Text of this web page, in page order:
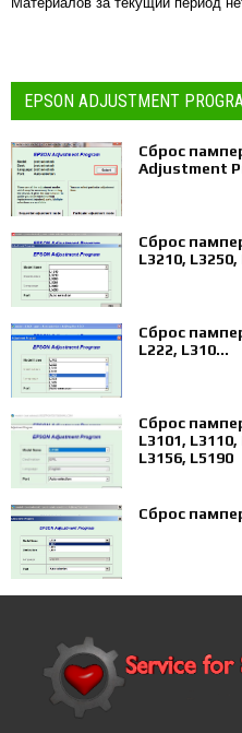
EPSON ADJUSTMENT
Сброс
Adjustment
Сброс
L3210, L3250,
Сброс
L222, L310...
Сброс
L3101,
L3156, L5190
Сброс